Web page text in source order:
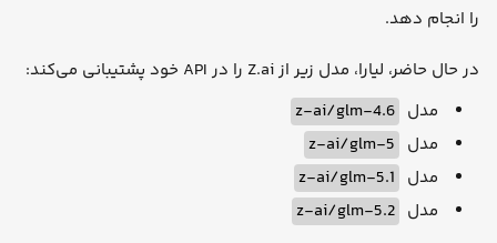
را انجام دهد.
در حال حاضر، لیارا، مدل زیر از Z.ai را در API خود پشتیبانی می‌کند:
مدل z-ai/glm-4.6
مدل z-ai/glm-5
مدل z-ai/glm-5.1
مدل z-ai/glm-5.2